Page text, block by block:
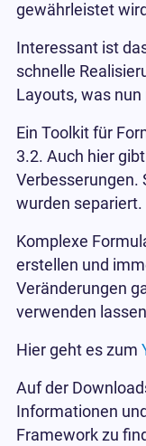
gewährleistet
Interessant ist
schnelle
Layouts, was
Ein Toolkit für
3.2. Auch hier
Verbesserungen.
wurden separiert.
Komplexe
erstellen und
Veränderungen
verwenden
Hier geht es zum
Auf der
Informationen
Framework zu